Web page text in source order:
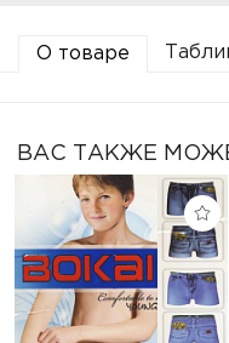
О товаре
ВАС ТАКЖЕ